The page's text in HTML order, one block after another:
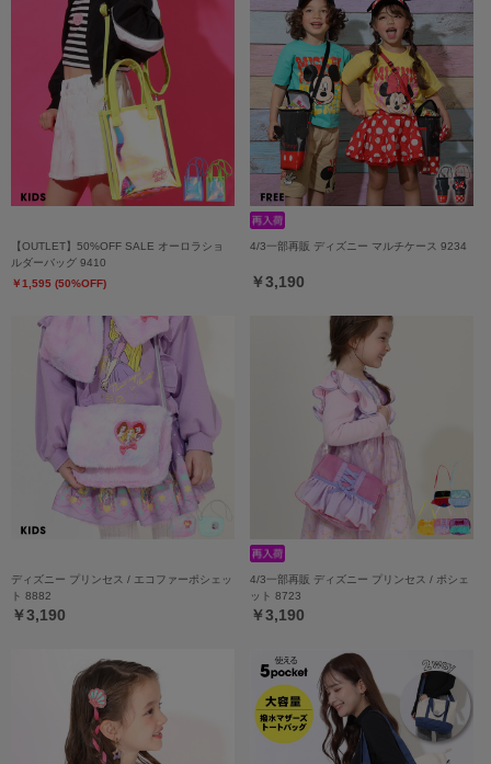
【OUTLET】50%OFF SALE オーロラショ
ルダーバッグ 9410
￥1,595 (50%OFF)
4/3一部再販 ディズニー マルチケース 9234
￥3,190
ディズニー プリンセス / エコファーポシェッ
ト 8882
￥3,190
4/3一部再販 ディズニー プリンセス / ポシェ
ット 8723
￥3,190